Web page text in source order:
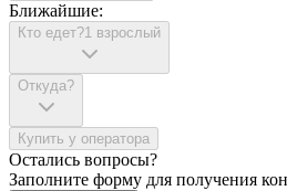
Ближайшие:
Кто едет?1 взрослый
Откуда?
Купить у оператора
Остались вопросы?
Заполните форму для получения